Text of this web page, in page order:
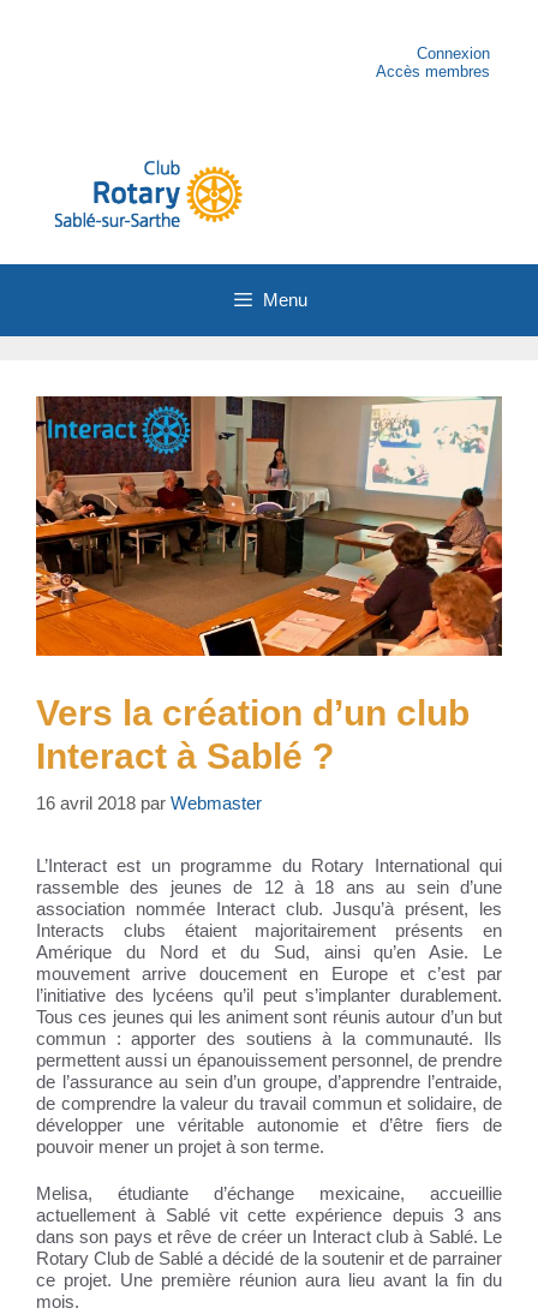
Connexion
Accès membres
Menu
Vers la création d’un club
Interact à Sablé ?
16 avril 2018 par Webmaster
L’Interact est un programme du Rotary International qui
rassemble des jeunes de 12 à 18 ans au sein d’une
association nommée Interact club. Jusqu’à présent, les
Interacts clubs étaient majoritairement présents en
Amérique du Nord et du Sud, ainsi qu’en Asie. Le
mouvement arrive doucement en Europe et c’est par
l’initiative des lycéens qu’il peut s’implanter durablement.
Tous ces jeunes qui les animent sont réunis autour d’un but
commun : apporter des soutiens à la communauté. Ils
permettent aussi un épanouissement personnel, de prendre
de l’assurance au sein d’un groupe, d’apprendre l’entraide,
de comprendre la valeur du travail commun et solidaire, de
développer une véritable autonomie et d’être fiers de
pouvoir mener un projet à son terme.
Melisa, étudiante d’échange mexicaine, accueillie
actuellement à Sablé vit cette expérience depuis 3 ans
dans son pays et rêve de créer un Interact club à Sablé. Le
Rotary Club de Sablé a décidé de la soutenir et de parrainer
ce projet. Une première réunion aura lieu avant la fin du
mois.